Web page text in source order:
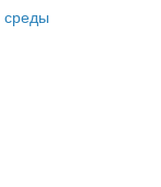
округа
среды